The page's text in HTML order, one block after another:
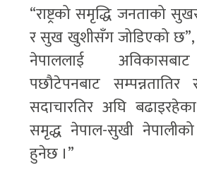
“राष्ट्रको समृद्धि जनताको
र सुख खुशीसँग जोडिएको छ”,
नेपाललाई
पछौटेपनबाट सम्पन्नतातिर
सदाचारतिर अघि
समृद्ध नेपाल-सुखी
हुनेछ ।”